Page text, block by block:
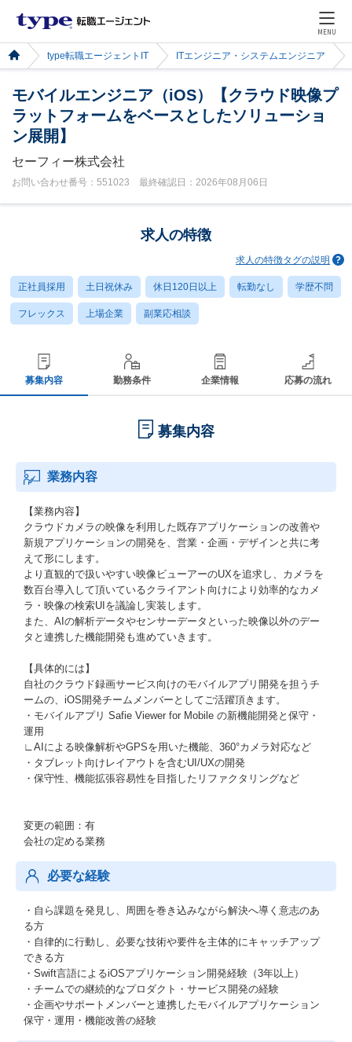
MENU
type転職エージェントIT ITエンジニア・システムエンジニア
モバイルエンジニア（iOS）【クラウド映像プ
ラットフォームをベースとしたソリューショ
ン展開】
セーフィー株式会社
お問い合わせ番号：551023 最終確認日：2026年08月06日
求人の特徴
求人の特徴タグの説明
正社員採用 土日祝休み 休日120日以上 転勤なし 学歴不問
フレックス 上場企業 副業応相談
募集内容 勤務条件 企業情報 応募の流れ
募集内容
業務内容
【業務内容】
クラウドカメラの映像を利用した既存アプリケーションの改善や
新規アプリケーションの開発を、営業・企画・デザインと共に考
えて形にします。
より直観的で扱いやすい映像ビューアーのUXを追求し、カメラを
数百台導入して頂いているクライアント向けにより効率的なカメ
ラ・映像の検索UIを議論し実装します。
また、AIの解析データやセンサーデータといった映像以外のデー
タと連携した機能開発も進めていきます。
【具体的には】
自社のクラウド録画サービス向けのモバイルアプリ開発を担うチ
ームの、iOS開発チームメンバーとしてご活躍頂きます。
・モバイルアプリ Safie Viewer for Mobile の新機能開発と保守・
運用
∟AIによる映像解析やGPSを用いた機能、360°カメラ対応など
・タブレット向けレイアウトを含むUI/UXの開発
・保守性、機能拡張容易性を目指したリファクタリングなど
変更の範囲：有
会社の定める業務
必要な経験
・自ら課題を発見し、周囲を巻き込みながら解決へ導く意志のあ
る方
・自律的に行動し、必要な技術や要件を主体的にキャッチアップ
できる方
・Swift言語によるiOSアプリケーション開発経験（3年以上）
・チームでの継続的なプロダクト・サービス開発の経験
・企画やサポートメンバーと連携したモバイルアプリケーション
保守・運用・機能改善の経験